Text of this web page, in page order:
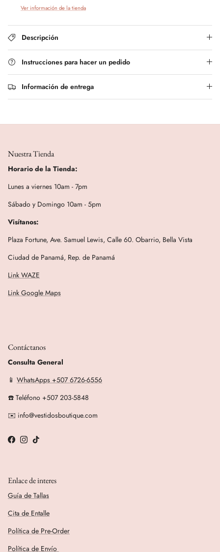
Ver información de la tienda
Descripción
Instrucciones para hacer un pedido
Información de entrega
Nuestra Tienda
Horario de la Tienda:
Lunes a viernes 10am - 7pm
Sábado y Domingo 10am - 5pm
Visítanos:
Plaza Fortune, Ave. Samuel Lewis, Calle 60. Obarrio, Bella Vista
Ciudad de Panamá, Rep. de Panamá
Link WAZE
Link Google Maps
Contáctanos
Consulta General
📱 WhatsApps +507 6726-6556
☎️ Teléfono +507 203-5848
✉️ info@vestidosboutique.com
Facebook
Instagram
TikTok
Enlace de interes
Guía de Tallas
Cita de Entalle
Política de Pre-Order
Política de Envío